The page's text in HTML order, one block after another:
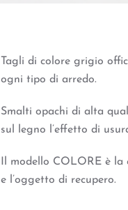
Tagli di colore grigio
ogni tipo di arredo.
Smalti opachi di alta
sul legno l’effetto di
Il modello COLORE è
e l’oggetto di recupero.